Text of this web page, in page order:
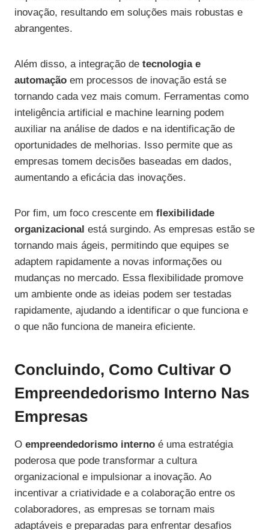
inovação, resultando em soluções mais robustas e
abrangentes.
Além disso, a integração de tecnologia e
automação em processos de inovação está se
tornando cada vez mais comum. Ferramentas como
inteligência artificial e machine learning podem
auxiliar na análise de dados e na identificação de
oportunidades de melhorias. Isso permite que as
empresas tomem decisões baseadas em dados,
aumentando a eficácia das inovações.
Por fim, um foco crescente em flexibilidade
organizacional está surgindo. As empresas estão se
tornando mais ágeis, permitindo que equipes se
adaptem rapidamente a novas informações ou
mudanças no mercado. Essa flexibilidade promove
um ambiente onde as ideias podem ser testadas
rapidamente, ajudando a identificar o que funciona e
o que não funciona de maneira eficiente.
Concluindo, Como Cultivar O
Empreendedorismo Interno Nas
Empresas
O empreendedorismo interno é uma estratégia
poderosa que pode transformar a cultura
organizacional e impulsionar a inovação. Ao
incentivar a criatividade e a colaboração entre os
colaboradores, as empresas se tornam mais
adaptáveis e preparadas para enfrentar desafios